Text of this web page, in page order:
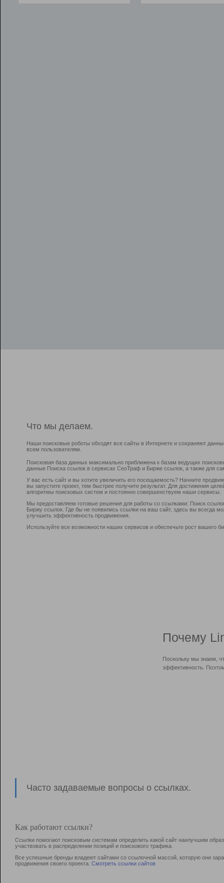
Что мы делаем.
Наши поисковые роботы обходят все сайты в Интернете и сохраняют
всем пользователям.
Поисковая база данных максимально приближена к базам ведущих
данные Поиска ссылок в сервисах СеоТраф и Бирже ссылок, а также для
У вас есть сайт и вы хотите увеличить его посещаемость? Начните
вы запустите проект, тем быстрее получите результат. Для достижения
алгоритмы поисковых систем и постоянно совершенствуем наши сервисы.
Мы предоставляем готовые решения для работы со ссылками: Поиск
Биржу ссылок. Где бы не появились ссылки на ваш сайт, здесь вы всегда
улучшить эффективность продвижения.
Используйте все возможности наших сервисов и обеспечьте рост вашего
Почему
Поскольку мы знаем,
эффективность.
Часто задаваемые вопросы о ссылках.
Как работают ссылки?
Ссылки помогают поисковым системам определить какой сайт наилучшим
участвовать в раcпределении позиций и поискового трафика.
Все успешные бренды владеют сайтами со ссылочной массой, которую они
продвижения своего проекта. Смотреть ссылки сайтов